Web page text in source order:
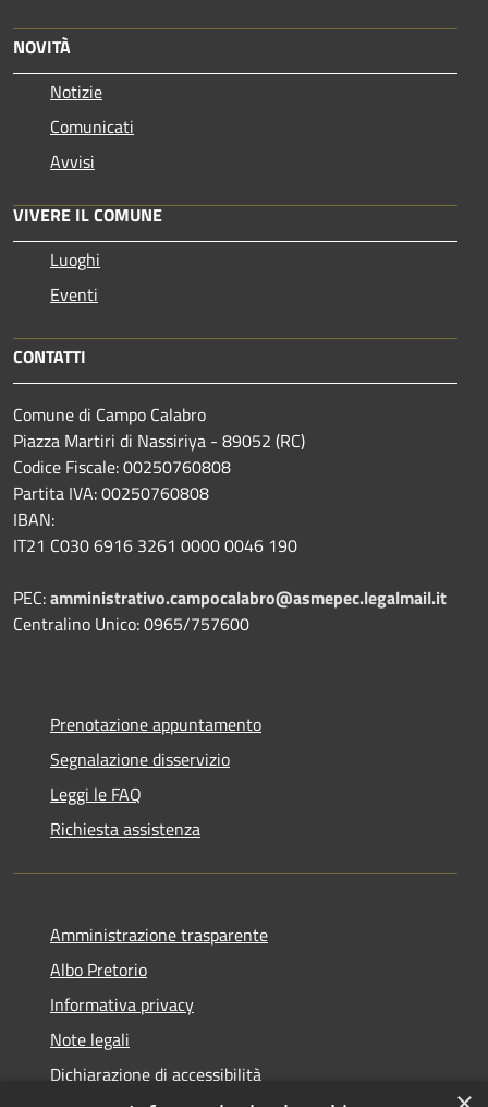
NOVITÀ
Notizie
Comunicati
Avvisi
VIVERE IL COMUNE
Luoghi
Eventi
CONTATTI
Comune di Campo Calabro
Piazza Martiri di Nassiriya - 89052 (RC)
Codice Fiscale: 00250760808
Partita IVA: 00250760808
IBAN:
IT21 C030 6916 3261 0000 0046 190
PEC:amministrativo.campocalabro@asmepec.legalmail.it
Centralino Unico: 0965/757600
Prenotazione appuntamento
Segnalazione disservizio
Leggi le FAQ
Richiesta assistenza
Amministrazione trasparente
Albo Pretorio
Informativa privacy
Note legali
Dichiarazione di accessibilità